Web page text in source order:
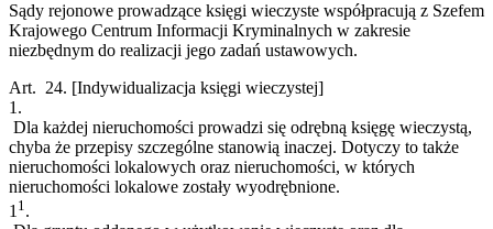
Sądy rejonowe prowadzące księgi wieczyste współpracują z Szefem
Krajowego Centrum Informacji Kryminalnych w zakresie
niezbędnym do realizacji jego zadań ustawowych.
Art. 24. [Indywidualizacja księgi wieczystej]
1.
Dla każdej nieruchomości prowadzi się odrębną księgę wieczystą,
chyba że przepisy szczególne stanowią inaczej. Dotyczy to także
nieruchomości lokalowych oraz nieruchomości, w których
nieruchomości lokalowe zostały wyodrębnione.
1 1 .